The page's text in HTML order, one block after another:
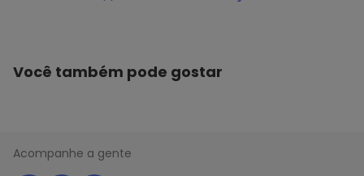
Você também pode gostar
Acompanhe a gente